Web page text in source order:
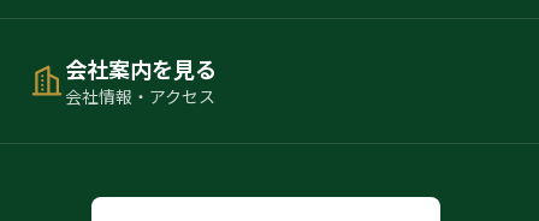
会社案内を見る
会社情報・アクセス